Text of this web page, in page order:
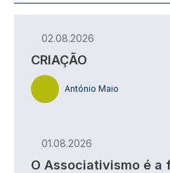
02.08.2026
CRIAÇÃO
António Maio
01.08.2026
O Associativismo é a